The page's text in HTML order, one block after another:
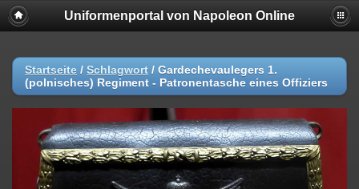
Uniformenportal von Napoleon Online
Startseite / Schlagwort / Gardechevaulegers 1.
(polnisches) Regiment - Patronentasche eines Offiziers